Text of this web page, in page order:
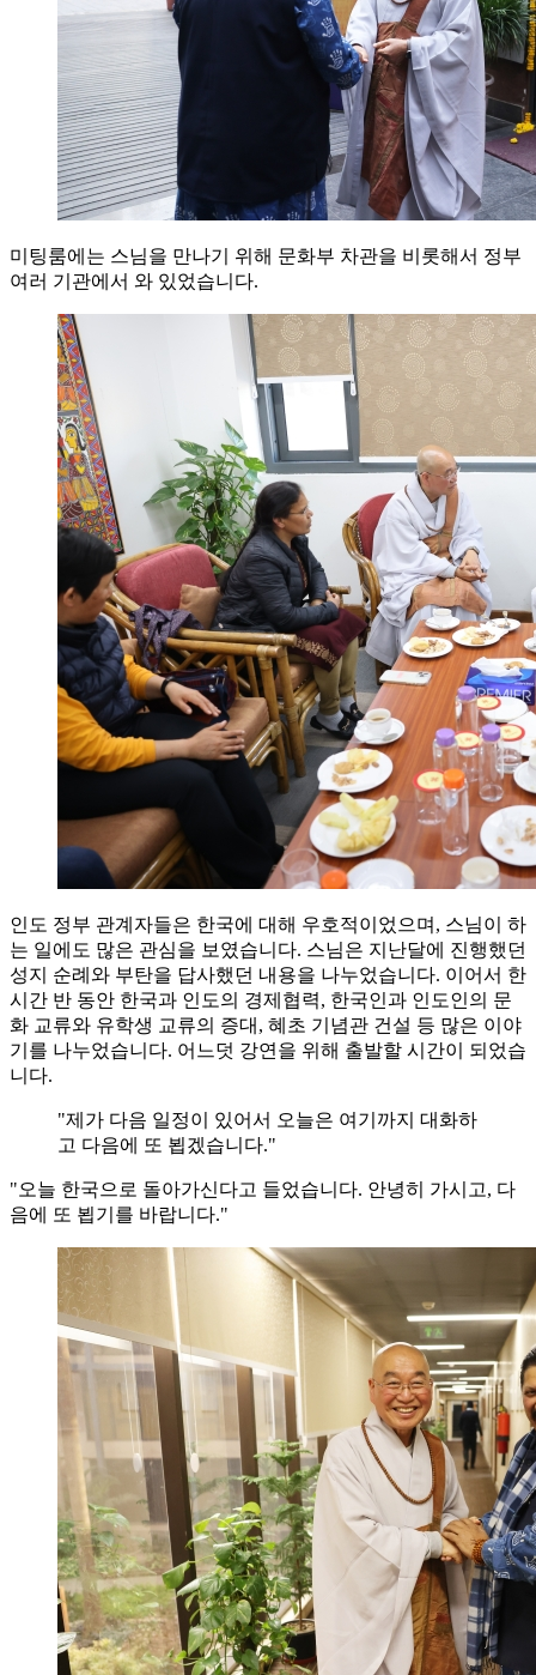
미팅룸에는 스님을 만나기 위해 문화부 차관을 비롯해서 정부
여러 기관에서 와 있었습니다.
인도 정부 관계자들은 한국에 대해 우호적이었으며, 스님이 하
는 일에도 많은 관심을 보였습니다. 스님은 지난달에 진행했던
성지 순례와 부탄을 답사했던 내용을 나누었습니다. 이어서 한
시간 반 동안 한국과 인도의 경제협력, 한국인과 인도인의 문
화 교류와 유학생 교류의 증대, 혜초 기념관 건설 등 많은 이야
기를 나누었습니다. 어느덧 강연을 위해 출발할 시간이 되었습
니다.
"제가 다음 일정이 있어서 오늘은 여기까지 대화하
고 다음에 또 뵙겠습니다."
"오늘 한국으로 돌아가신다고 들었습니다. 안녕히 가시고, 다
음에 또 뵙기를 바랍니다."